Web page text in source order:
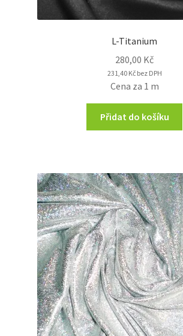
L-Titanium
280,00 Kč
231,40 Kčbez DPH
Cena za 1 m
Přidat do košíku